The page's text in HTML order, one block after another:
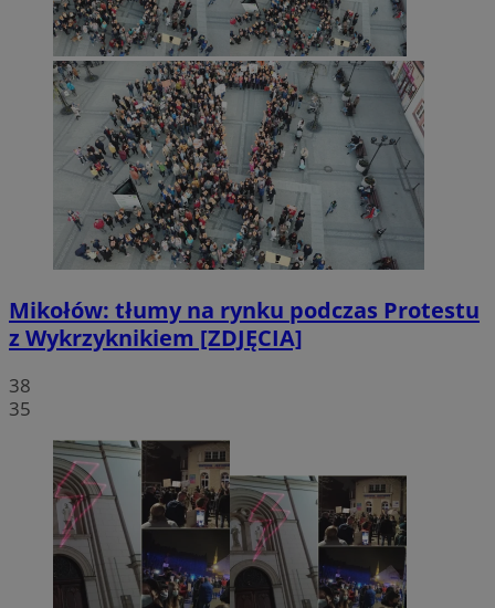
Mikołów: tłumy na rynku podczas Protestu
z Wykrzyknikiem [ZDJĘCIA]
38
35